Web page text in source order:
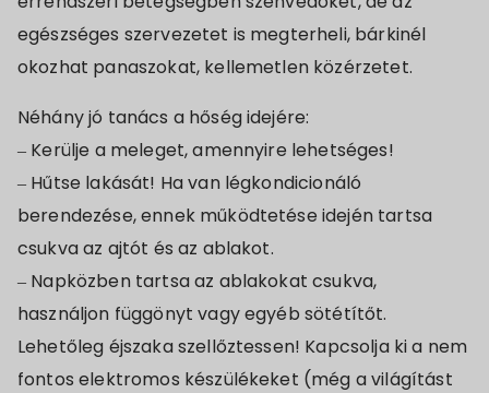
egészséges szervezetet is megterheli, bárkinél
okozhat panaszokat, kellemetlen közérzetet.
Néhány jó tanács a hőség idejére:
– Kerülje a meleget, amennyire lehetséges!
– Hűtse lakását! Ha van légkondicionáló
berendezése, ennek működtetése idején tartsa
csukva az ajtót és az ablakot.
– Napközben tartsa az ablakokat csukva,
használjon függönyt vagy egyéb sötétítőt.
Lehetőleg éjszaka szellőztessen! Kapcsolja ki a nem
fontos elektromos készülékeket (még a világítást